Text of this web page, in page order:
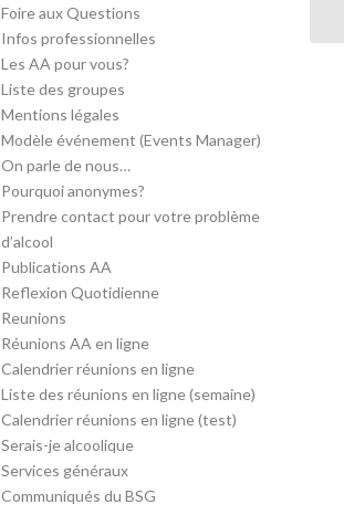
Foire aux Questions
Infos professionnelles
Les AA pour vous?
Liste des groupes
Mentions légales
Modèle événement (Events Manager)
On parle de nous…
Pourquoi anonymes?
Prendre contact pour votre problème
d’alcool
Publications AA
Reflexion Quotidienne
Reunions
Réunions AA en ligne
Calendrier réunions en ligne
Liste des réunions en ligne (semaine)
Calendrier réunions en ligne (test)
Serais-je alcoolique
Services généraux
Communiqués du BSG